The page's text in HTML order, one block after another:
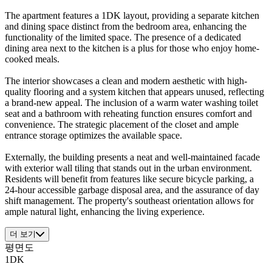
The apartment features a 1DK layout, providing a separate kitchen
and dining space distinct from the bedroom area, enhancing the
functionality of the limited space. The presence of a dedicated
dining area next to the kitchen is a plus for those who enjoy home-
cooked meals.
The interior showcases a clean and modern aesthetic with high-
quality flooring and a system kitchen that appears unused, reflecting
a brand-new appeal. The inclusion of a warm water washing toilet
seat and a bathroom with reheating function ensures comfort and
convenience. The strategic placement of the closet and ample
entrance storage optimizes the available space.
Externally, the building presents a neat and well-maintained facade
with exterior wall tiling that stands out in the urban environment.
Residents will benefit from features like secure bicycle parking, a
24-hour accessible garbage disposal area, and the assurance of day
shift management. The property's southeast orientation allows for
ample natural light, enhancing the living experience.
더 보기
평면도
1DK